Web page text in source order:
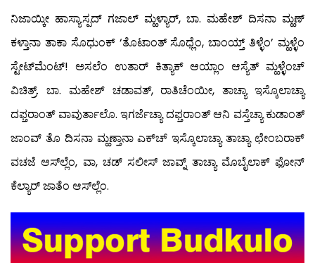
ನಿಜಾಯ್ಕೀ ಹಾಸ್ಯಾಸ್ಪದ್ ಗಜಾಲ್ ಮ್ಹಳ್ಯಾರ್, ಬಾ. ಮಹೇಶ್ ದಿಸನಾ ಮ್ಹಣ್
ಕಳ್ತಾನಾ ತಾಕಾ ಸೊಧುಂಕ್ ‘ತೊಟಾಂತ್ ಸೊಧ್ಲೆಂ, ಬಾಂಯ್ತ್ ತಿಳ್ಳೆಂ’ ಮ್ಹಳ್ಳೆಂ
ಸ್ಟೇಟ್‍ಮೆಂಟ್! ಅಸಲೆಂ ಉತಾರ್ ಕಿತ್ಯಾಕ್ ಆಯ್ಲಾಂ ಆಸ್ಯೆತ್ ಮ್ಹಳ್ಳೆಂಚ್
ವಿಚಿತ್ರ್. ಬಾ. ಮಹೇಶ್ ಚಡಾವತ್, ರಾತಿಚೆಂಯೀ, ತಾಚ್ಯಾ ಇಸ್ಕೊಲಾಚ್ಯಾ
ದಫ್ತರಾಂತ್ ವಾವುರ್ತಾಲೊ. ಇಗರ್ಜೆಚ್ಯಾ ದಫ್ತರಾಂತ್ ಆನಿ ವಸ್ತೆಚ್ಯಾ ಕುಡಾಂತ್
ಜಾಂವ್ ತೊ ದಿಸನಾ ಮ್ಹಣ್ತಾನಾ ಎಕ್‍ಚ್ ಇಸ್ಕೊಲಾಚ್ಯಾ ತಾಚ್ಯಾ ಛೇಂಬರಾಕ್
ವಚಜೆ ಆಸ್‍ಲ್ಲೆಂ, ವಾ, ಚಡ್ ಸಲೀಸ್ ಜಾವ್ನ್ ತಾಚ್ಯಾ ಮೊಬೈಲಾಕ್ ಫೋನ್
ಕೆಲ್ಯಾರ್ ಜಾತೆಂ ಆಸ್‍ಲ್ಲೆಂ.